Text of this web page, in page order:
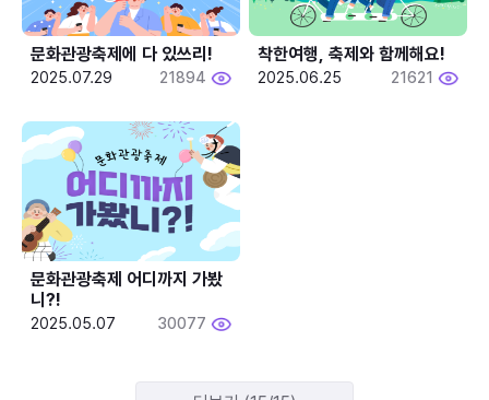
문화관광축제에 다 있쓰리!
2025.07.29 21894
착한여행, 축제와 함께해요!
2025.06.25 21621
문화관광축제 어디까지 가봤
니?!
2025.05.07 30077